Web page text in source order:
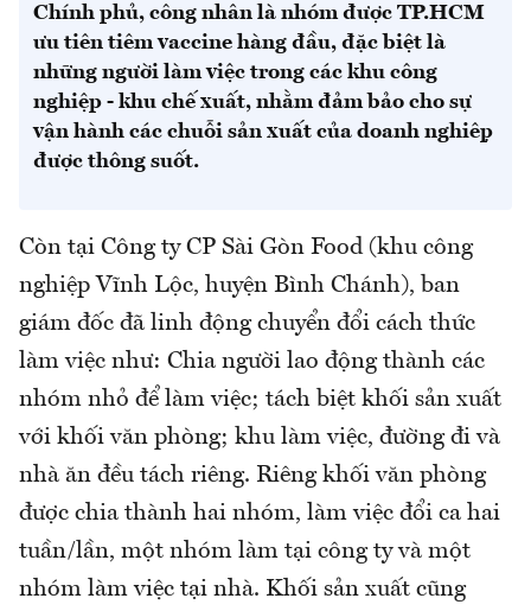
Chính phủ, công nhân là nhóm được TP.HCM
ưu tiên tiêm vaccine hàng đầu, đặc biệt là
những người làm việc trong các khu công
nghiệp - khu chế xuất, nhằm đảm bảo cho sự
vận hành các chuỗi sản xuất của doanh nghiệp
được thông suốt.
Còn tại Công ty CP Sài Gòn Food (khu công
nghiệp Vĩnh Lộc, huyện Bình Chánh), ban
giám đốc đã linh động chuyển đổi cách thức
làm việc như: Chia người lao động thành các
nhóm nhỏ để làm việc; tách biệt khối sản xuất
với khối văn phòng; khu làm việc, đường đi và
nhà ăn đều tách riêng. Riêng khối văn phòng
được chia thành hai nhóm, làm việc đổi ca hai
tuần/lần, một nhóm làm tại công ty và một
nhóm làm việc tại nhà. Khối sản xuất cũng